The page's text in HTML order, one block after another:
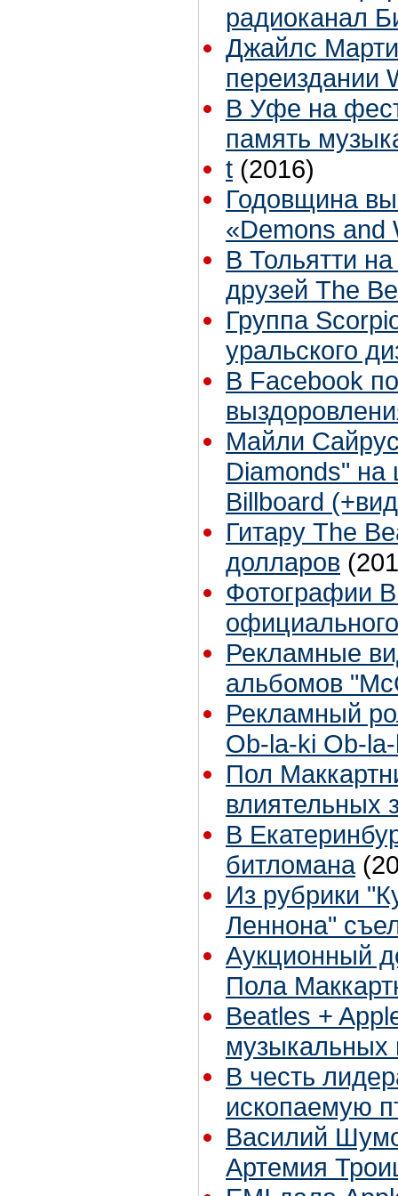
радиоканал
Джайлс
переиздании
В Уфе на
память
t (2016)
Годовщина
«Demons
В Тольятти
друзей The
Группа
уральского
В Facebook
Майли
Diamonds" на
Billboard
Гитару The
долларов
Фотографии
Рекламные
альбомов
Рекламный
Ob-la-ki Ob-
Пол
влиятельных
В
битломана
Из рубрики
Леннона"
Аукционный
Пола
Beatles +
музыкальных
В честь
ископаемую
Василий
Артемия